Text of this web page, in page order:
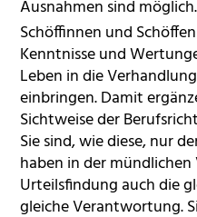
Ausnahmen sind möglich.
Schöffinnen und
Kenntnisse und
Leben in die
einbringen. Damit
Sichtweise der
Sie sind, wie diese, nur
haben in der
Urteilsfindung auch die
gleiche Verantwortung.